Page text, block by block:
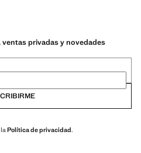
privadas y novedades
Política de privacidad.